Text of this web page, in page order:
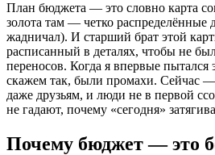
План бюджета — это словно карта
золота там — четко распределённые
жадничал). И старший брат этой
расписанный в деталях, чтобы не
переносов. Когда я впервые пытался
скажем так, были промахи. Сейчас
даже друзьям, и люди не в первой
не гадают, почему «сегодня»
Почему бюджет — это